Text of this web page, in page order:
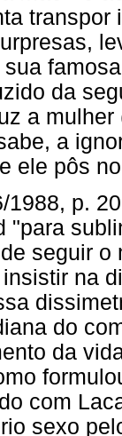
da
a
a
ele pôs
1988, p.
"para
seguir
na
do
da
com
sexo